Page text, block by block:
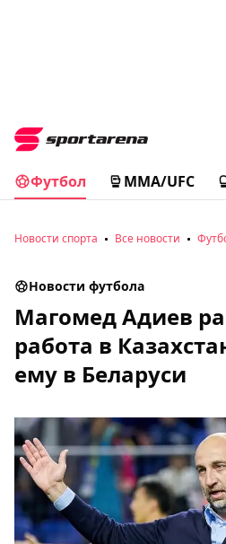
Футбол MMA/UFC
Новости спорта Все новости
Новости футбола
Магомед Адиев
работа в
ему в Беларуси